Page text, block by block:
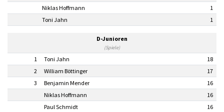
Niklas Hoffmann
1
Toni Jahn
1
D-Junioren
(Spiele)
1 Toni Jahn
18
2
William Böttinger
17
3
Benjamin Mender
16
Niklas Hoffmann
16
Paul Schmidt
16